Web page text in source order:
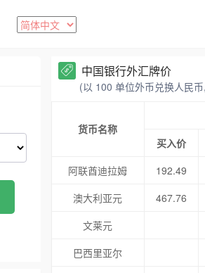
中国银行外汇牌价
(以 100 单位外币兑换人民
货币名称
买入价
阿联酋迪拉姆
192.49
澳大利亚元
467.76
文莱元
巴西里亚尔